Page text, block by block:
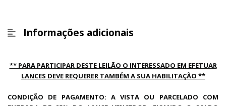
Informações adicionais
** PARA PARTICIPAR DESTE LEILÃO O INTERESSADO EM EFETUAR
LANCES DEVE REQUERER TAMBÉM A SUA HABILITAÇÃO **
CONDIÇÃO DE PAGAMENTO: A VISTA OU PARCELADO COM